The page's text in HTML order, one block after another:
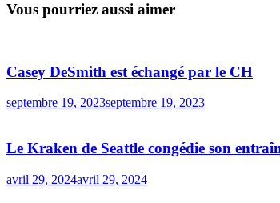
Vous pourriez aussi aimer
Casey DeSmith est échangé par le CH
septembre 19, 2023septembre 19, 2023
Le Kraken de Seattle congédie son
avril 29, 2024avril 29, 2024